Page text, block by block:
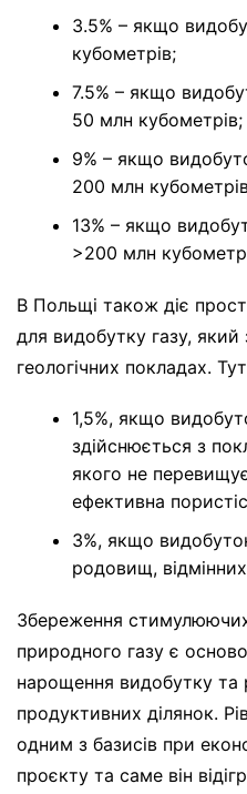
3.5% – якщо
кубометрів;
7.5% – якщо
50 млн кубометрів;
9% – якщо
200 млн
13% – якщо
>200 млн
В Польщі також діє
для видобутку газу, який
геологічних покладах.
1,5%, якщо
здійснюється з
якого не
ефективна
3%, якщо
родовищ,
Збереження
природного газу є
нарощення видобутку та
продуктивних ділянок.
одним з базисів при
проєкту та саме він